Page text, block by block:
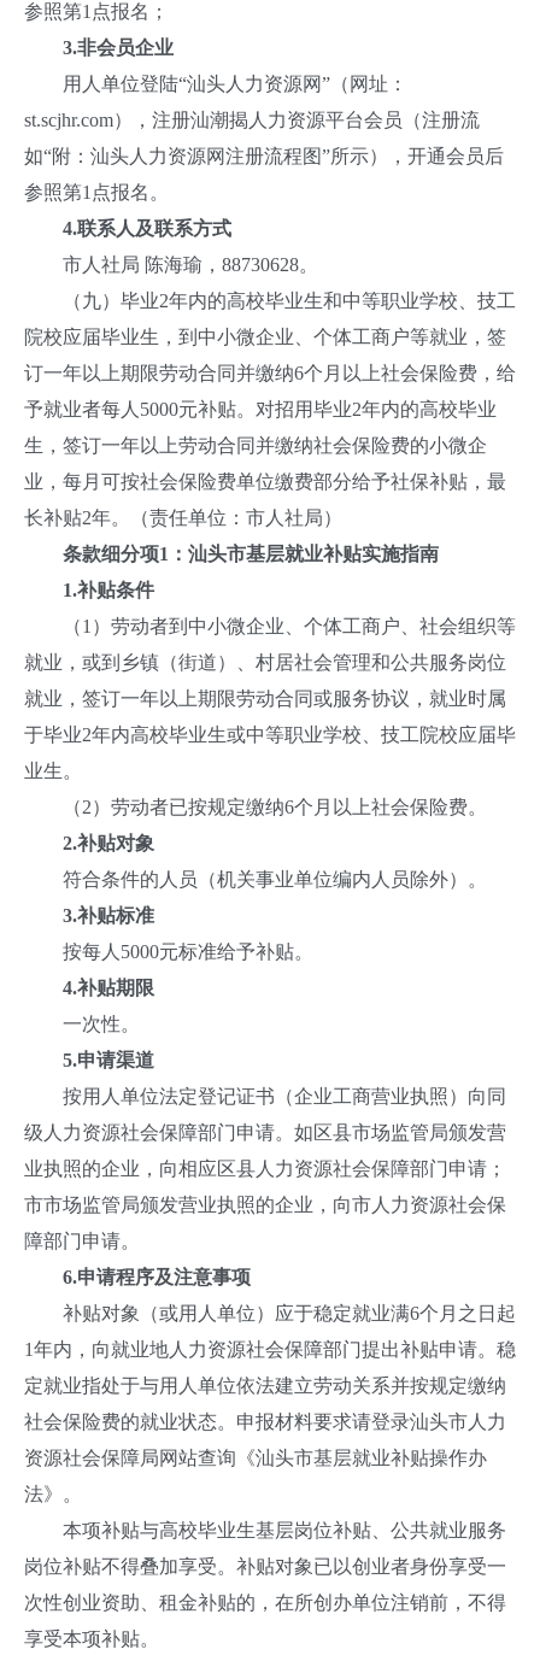
参照第1点报名；
3.非会员企业
用人单位登陆“汕头人力资源网”（网址：
st.scjhr.com），注册汕潮揭人力资源平台会员（注册流
如“附：汕头人力资源网注册流程图”所示），开通会员后
参照第1点报名。
4.联系人及联系方式
市人社局 陈海瑜，88730628。
（九）毕业2年内的高校毕业生和中等职业学校、技工
院校应届毕业生，到中小微企业、个体工商户等就业，签
订一年以上期限劳动合同并缴纳6个月以上社会保险费，给
予就业者每人5000元补贴。对招用毕业2年内的高校毕业
生，签订一年以上劳动合同并缴纳社会保险费的小微企
业，每月可按社会保险费单位缴费部分给予社保补贴，最
长补贴2年。（责任单位：市人社局）
条款细分项1：汕头市基层就业补贴实施指南
1.补贴条件
（1）劳动者到中小微企业、个体工商户、社会组织等
就业，或到乡镇（街道）、村居社会管理和公共服务岗位
就业，签订一年以上期限劳动合同或服务协议，就业时属
于毕业2年内高校毕业生或中等职业学校、技工院校应届毕
业生。
（2）劳动者已按规定缴纳6个月以上社会保险费。
2.补贴对象
符合条件的人员（机关事业单位编内人员除外）。
3.补贴标准
按每人5000元标准给予补贴。
4.补贴期限
一次性。
5.申请渠道
按用人单位法定登记证书（企业工商营业执照）向同
级人力资源社会保障部门申请。如区县市场监管局颁发营
业执照的企业，向相应区县人力资源社会保障部门申请；
市市场监管局颁发营业执照的企业，向市人力资源社会保
障部门申请。
6.申请程序及注意事项
补贴对象（或用人单位）应于稳定就业满6个月之日起
1年内，向就业地人力资源社会保障部门提出补贴申请。稳
定就业指处于与用人单位依法建立劳动关系并按规定缴纳
社会保险费的就业状态。申报材料要求请登录汕头市人力
资源社会保障局网站查询《汕头市基层就业补贴操作办
法》。
本项补贴与高校毕业生基层岗位补贴、公共就业服务
岗位补贴不得叠加享受。补贴对象已以创业者身份享受一
次性创业资助、租金补贴的，在所创办单位注销前，不得
享受本项补贴。